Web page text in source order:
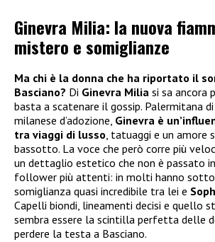
Ginevra Milia: la nuova
mistero e somiglianze
Ma chi è la donna che ha riportato il
Basciano? Di Ginevra Milia si sa ancora
basta a scatenare il gossip. Palermitana
milanese d’adozione, Ginevra è
tra viaggi di lusso, tatuaggi e un amore
bassotto. La voce che però corre più
un dettaglio estetico che non è passato
follower più attenti: in molti hanno
somiglianza quasi incredibile tra lei e
Capelli biondi, lineamenti decisi e quello
sembra essere la scintilla perfetta delle
perdere la testa a Basciano.